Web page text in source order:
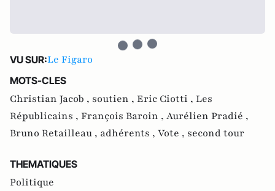
VU SUR:Le Figaro
MOTS-CLES
Christian Jacob , soutien , Eric Ciotti , Les
Républicains , François Baroin , Aurélien Pradié ,
Bruno Retailleau , adhérents , Vote , second tour
THEMATIQUES
Politique